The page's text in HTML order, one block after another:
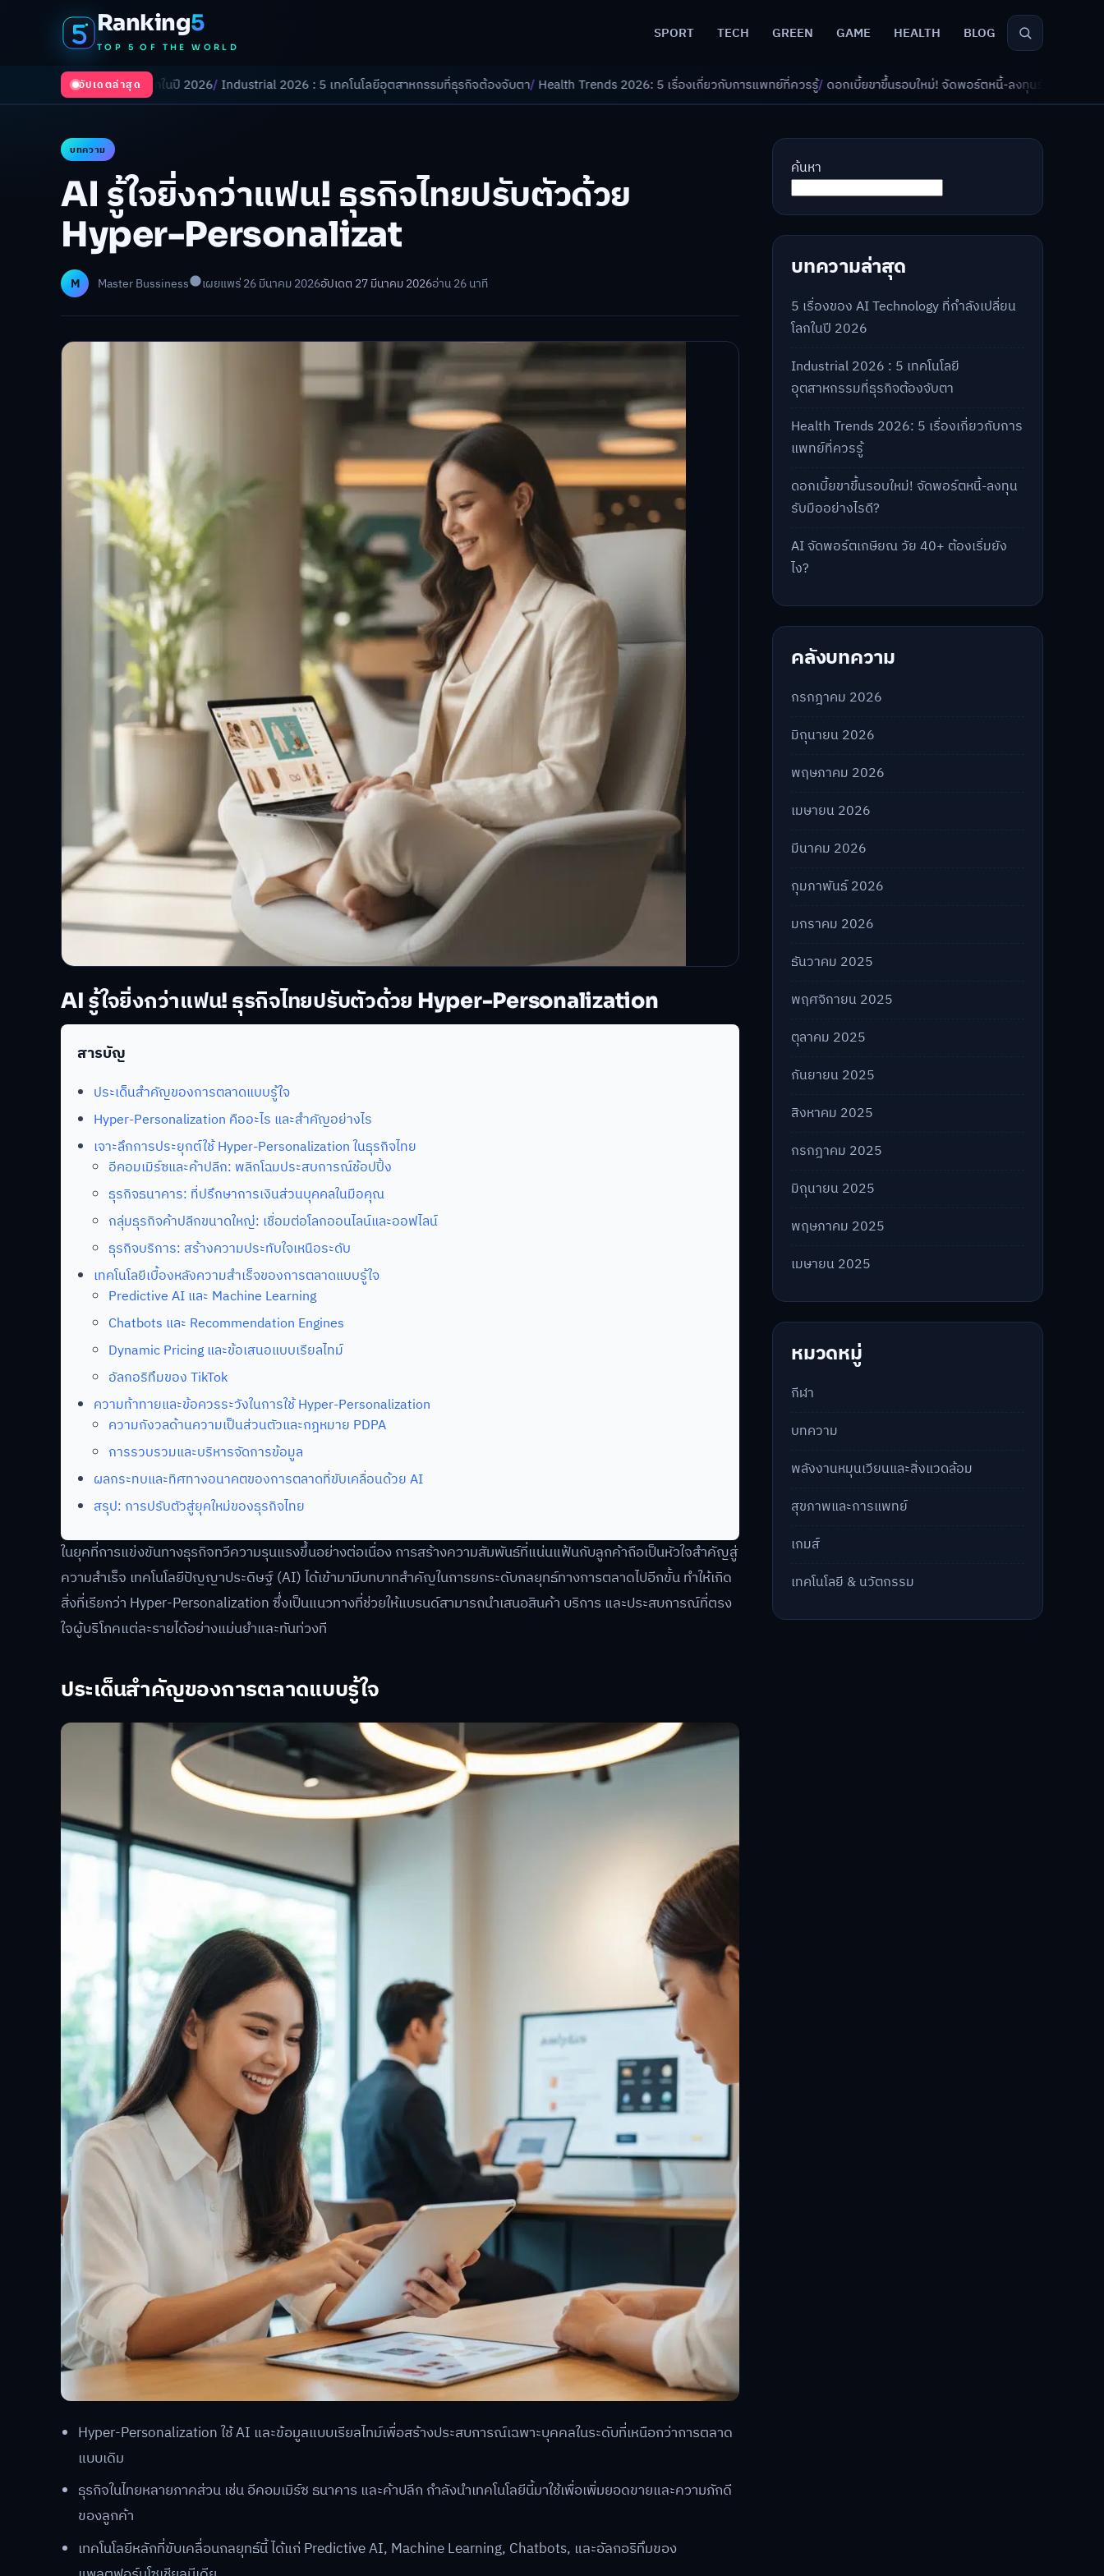
Ranking5
TOP 5 OF THE WORLD
SPORT TECH GREEN GAME HEALTH BLOG
อัปเดตล่าสุด
ลี่ยนโลกในปี 2026/Industrial 2026 : 5 เทคโนโลยีอุตสาหกรรมที่ธุรกิจต้องจับตา/Health Trends 2026: 5 เรื่องเกี่ยวกับการแพทย์ที่ควรรู้/ดอกเบี้ยขาขึ้นรอบใหม่! จัดพอร์ตหนี้-ลงทุนรับมืออย่างไรดี?/AI จัดพอร์ตเกษีย
บทความ
AI รู้ใจยิ่งกว่าแฟน! ธุรกิจไทยปรับตัวด้วย
Hyper-Personalizat
M Master Bussiness เผยแพร่ 26 มีนาคม 2026อัปเดต 27 มีนาคม 2026อ่าน 26 นาที
AI รู้ใจยิ่งกว่าแฟน! ธุรกิจไทยปรับตัวด้วย Hyper-Personalization
สารบัญ
ประเด็นสำคัญของการตลาดแบบรู้ใจ
Hyper-Personalization คืออะไร และสำคัญอย่างไร
เจาะลึกการประยุกต์ใช้ Hyper-Personalization ในธุรกิจไทย
อีคอมเมิร์ซและค้าปลีก: พลิกโฉมประสบการณ์ช้อปปิ้ง
ธุรกิจธนาคาร: ที่ปรึกษาการเงินส่วนบุคคลในมือคุณ
กลุ่มธุรกิจค้าปลีกขนาดใหญ่: เชื่อมต่อโลกออนไลน์และออฟไลน์
ธุรกิจบริการ: สร้างความประทับใจเหนือระดับ
เทคโนโลยีเบื้องหลังความสำเร็จของการตลาดแบบรู้ใจ
Predictive AI และ Machine Learning
Chatbots และ Recommendation Engines
Dynamic Pricing และข้อเสนอแบบเรียลไทม์
อัลกอริทึมของ TikTok
ความท้าทายและข้อควรระวังในการใช้ Hyper-Personalization
ความกังวลด้านความเป็นส่วนตัวและกฎหมาย PDPA
การรวบรวมและบริหารจัดการข้อมูล
ผลกระทบและทิศทางอนาคตของการตลาดที่ขับเคลื่อนด้วย AI
สรุป: การปรับตัวสู่ยุคใหม่ของธุรกิจไทย
ในยุคที่การแข่งขันทางธุรกิจทวีความรุนแรงขึ้นอย่างต่อเนื่อง การสร้างความสัมพันธ์ที่แน่นแฟ้นกับลูกค้าถือเป็นหัวใจสำคัญสู่
ความสำเร็จ เทคโนโลยีปัญญาประดิษฐ์ (AI) ได้เข้ามามีบทบาทสำคัญในการยกระดับกลยุทธ์ทางการตลาดไปอีกขั้น ทำให้เกิด
สิ่งที่เรียกว่า Hyper-Personalization ซึ่งเป็นแนวทางที่ช่วยให้แบรนด์สามารถนำเสนอสินค้า บริการ และประสบการณ์ที่ตรง
ใจผู้บริโภคแต่ละรายได้อย่างแม่นยำและทันท่วงที
ประเด็นสำคัญของการตลาดแบบรู้ใจ
Hyper-Personalization ใช้ AI และข้อมูลแบบเรียลไทม์เพื่อสร้างประสบการณ์เฉพาะบุคคลในระดับที่เหนือกว่าการตลาด
แบบเดิม
ธุรกิจในไทยหลายภาคส่วน เช่น อีคอมเมิร์ซ ธนาคาร และค้าปลีก กำลังนำเทคโนโลยีนี้มาใช้เพื่อเพิ่มยอดขายและความภักดี
ของลูกค้า
เทคโนโลยีหลักที่ขับเคลื่อนกลยุทธ์นี้ ได้แก่ Predictive AI, Machine Learning, Chatbots, และอัลกอริทึมของ
ค้นหา
บทความล่าสุด
5 เรื่องของ AI Technology ที่กำลังเปลี่ยน
โลกในปี 2026
Industrial 2026 : 5 เทคโนโลยี
อุตสาหกรรมที่ธุรกิจต้องจับตา
Health Trends 2026: 5 เรื่องเกี่ยวกับการ
แพทย์ที่ควรรู้
ดอกเบี้ยขาขึ้นรอบใหม่! จัดพอร์ตหนี้-ลงทุน
รับมืออย่างไรดี?
AI จัดพอร์ตเกษียณ วัย 40+ ต้องเริ่มยัง
ไง?
คลังบทความ
กรกฎาคม 2026
มิถุนายน 2026
พฤษภาคม 2026
เมษายน 2026
มีนาคม 2026
กุมภาพันธ์ 2026
มกราคม 2026
ธันวาคม 2025
พฤศจิกายน 2025
ตุลาคม 2025
กันยายน 2025
สิงหาคม 2025
กรกฎาคม 2025
มิถุนายน 2025
พฤษภาคม 2025
เมษายน 2025
หมวดหมู่
กีฬา
บทความ
พลังงานหมุนเวียนและสิ่งแวดล้อม
สุขภาพและการแพทย์
เกมส์
เทคโนโลยี & นวัตกรรม